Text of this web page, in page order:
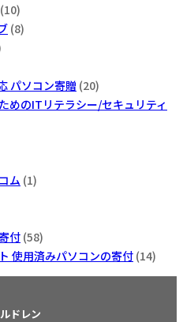
(10)
(8)
パソコン寄贈 (20)
めのITリテラシー/セキュリティ
ム (1)
付 (58)
使用済みパソコンの寄付 (14)
ドレン